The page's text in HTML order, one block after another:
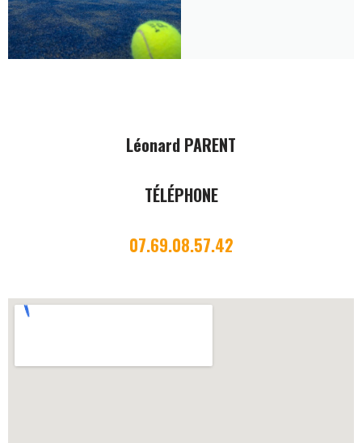
Léonard PARENT
TÉLÉPHONE
07.69.08.57.42